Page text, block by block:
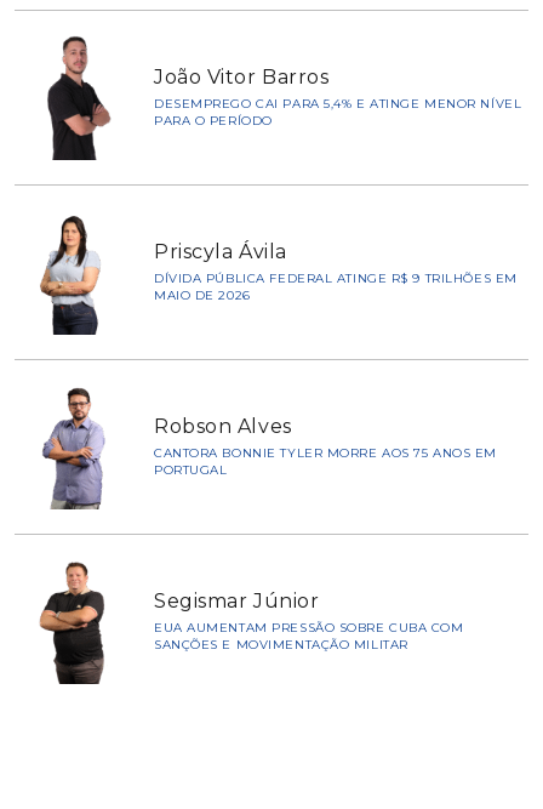
João Vitor Barros
DESEMPREGO CAI PARA 5,4% E ATINGE MENOR NÍVEL
PARA O PERÍODO
Priscyla Ávila
DÍVIDA PÚBLICA FEDERAL ATINGE R$ 9 TRILHÕES EM
MAIO DE 2026
Robson Alves
CANTORA BONNIE TYLER MORRE AOS 75 ANOS EM
PORTUGAL
Segismar Júnior
EUA AUMENTAM PRESSÃO SOBRE CUBA COM
SANÇÕES E MOVIMENTAÇÃO MILITAR